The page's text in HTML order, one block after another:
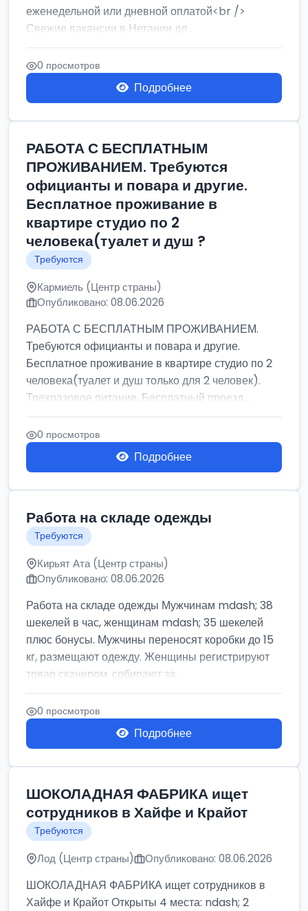
еженедельной или дневной оплатой<br />
Свежие вакансии в Нетании дл...
0 просмотров
Подробнее
РАБОТА С БЕСПЛАТНЫМ
ПРОЖИВАНИЕМ. Требуются
официанты и повара и другие.
Бесплатное проживание в
квартире студио по 2
человека(туалет и душ ?
Требуются
Кармиель (Центр страны)
Опубликовано: 08.06.2026
РАБОТА С БЕСПЛАТНЫМ ПРОЖИВАНИЕМ.
Требуются официанты и повара и другие.
Бесплатное проживание в квартире студио по 2
человека(туалет и душ только для 2 человек).
Трехразовое питание. Бесплатный проезд...
0 просмотров
Подробнее
Работа на складе одежды
Требуются
Кирьят Ата (Центр страны)
Опубликовано: 08.06.2026
Работа на складе одежды Мужчинам mdash; 38
шекелей в час, женщинам mdash; 35 шекелей
плюс бонусы. Мужчины переносят коробки до 15
кг, размещают одежду. Женщины регистрируют
товар сканером, собирают за...
0 просмотров
Подробнее
ШОКОЛАДНАЯ ФАБРИКА ищет
сотрудников в Хайфе и Крайот
Требуются
Лод (Центр страны) Опубликовано: 08.06.2026
ШОКОЛАДНАЯ ФАБРИКА ищет сотрудников в
Хайфе и Крайот Открыты 4 места: ndash; 2